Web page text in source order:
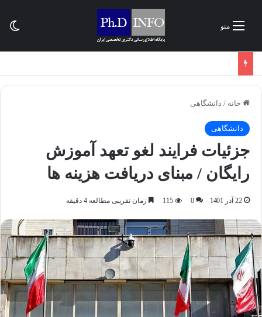
منو
خانه / دانشگاهی
دانشگاهی
جزئیات فرایند لغو تعهد آموزش
رایگان / مبنای دریافت هزینه ها
22 آذر 1401 0
115 زمان تقریبی مطالعه 4 دقیقه